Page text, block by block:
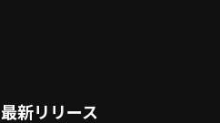
最新リリース